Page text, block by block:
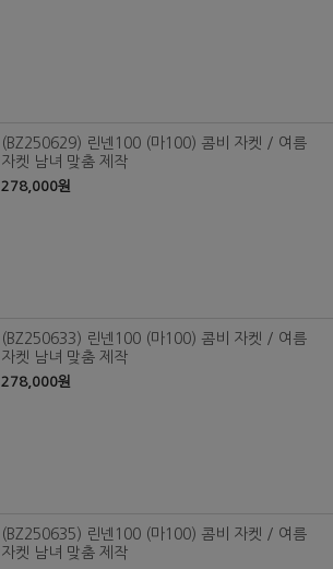
(BZ250629) 린넨100 (마100) 콤비 자켓 / 여름
자켓 남녀 맞춤 제작
278,000원
(BZ250633) 린넨100 (마100) 콤비 자켓 / 여름
자켓 남녀 맞춤 제작
278,000원
(BZ250635) 린넨100 (마100) 콤비 자켓 / 여름
자켓 남녀 맞춤 제작